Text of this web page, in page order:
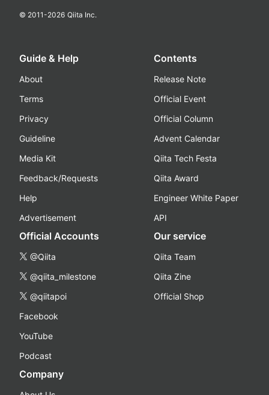
© 2011-2026 Qiita Inc.
Guide & Help
About
Terms
Privacy
Guideline
Media Kit
Feedback/Requests
Help
Advertisement
Contents
Release Note
Official Event
Official Column
Advent Calendar
Qiita Tech Festa
Qiita Award
Engineer White Paper
API
Official Accounts
@Qiita
@qiita_milestone
@qiitapoi
Facebook
YouTube
Podcast
Our service
Qiita Team
Qiita Zine
Official Shop
Company